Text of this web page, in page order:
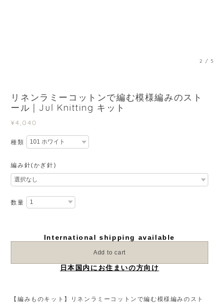
3 /5
リネンラミーコットンで編む模様編みのスト
ール | Jul Knitting キット
¥4,040
種類
編み針(かぎ針)
数量
International shipping available
Add to cart
日本国内にお住まいの方向け
【編みものキット】リネンラミーコットンで編む模様編みのスト